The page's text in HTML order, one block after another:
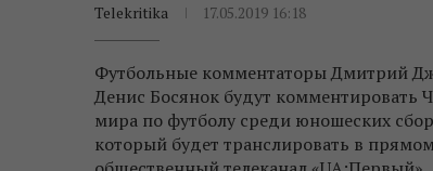
Telekritika 17.05.2019 16:18
Футбольные комментаторы Дмитрий
Денис Босянок будут комментировать
мира по футболу среди юношеских
который будет транслировать в